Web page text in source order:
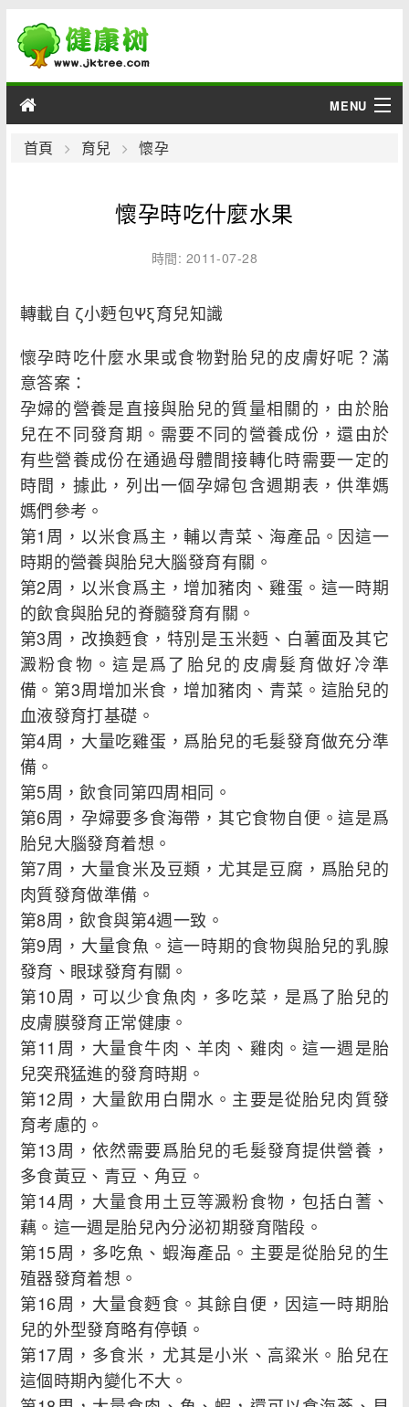
MENU
男性
綜合
疾病
首頁 育兒 懷孕
懷孕時吃什麼水果
時間: 2011-07-28
轉載自 ζ小麪包Ψξ育兒知識
懷孕時吃什麼水果或食物對胎兒的皮膚好呢？滿
意答案：
孕婦的營養是直接與胎兒的質量相關的，由於胎
兒在不同發育期。需要不同的營養成份，還由於
有些營養成份在通過母體間接轉化時需要一定的
時間，據此，列出一個孕婦包含週期表，供準媽
媽們參考。
第1周，以米食爲主，輔以青菜、海產品。因這一
時期的營養與胎兒大腦發育有關。
第2周，以米食爲主，增加豬肉、雞蛋。這一時期
的飲食與胎兒的脊髓發育有關。
第3周，改換麪食，特別是玉米麪、白薯面及其它
澱粉食物。這是爲了胎兒的皮膚髮育做好冷準
備。第3周增加米食，增加豬肉、青菜。這胎兒的
血液發育打基礎。
第4周，大量吃雞蛋，爲胎兒的毛髮發育做充分準
備。
第5周，飲食同第四周相同。
第6周，孕婦要多食海帶，其它食物自便。這是爲
胎兒大腦發育着想。
第7周，大量食米及豆類，尤其是豆腐，爲胎兒的
肉質發育做準備。
第8周，飲食與第4週一致。
第9周，大量食魚。這一時期的食物與胎兒的乳腺
發育、眼球發育有關。
第10周，可以少食魚肉，多吃菜，是爲了胎兒的
皮膚膜發育正常健康。
第11周，大量食牛肉、羊肉、雞肉。這一週是胎
兒突飛猛進的發育時期。
第12周，大量飲用白開水。主要是從胎兒肉質發
育考慮的。
第13周，依然需要爲胎兒的毛髮發育提供營養，
多食黃豆、青豆、角豆。
第14周，大量食用土豆等澱粉食物，包括白蓍、
藕。這一週是胎兒內分泌初期發育階段。
第15周，多吃魚、蝦海產品。主要是從胎兒的生
殖器發育着想。
第16周，大量食麪食。其餘自便，因這一時期胎
兒的外型發育略有停頓。
第17周，多食米，尤其是小米、高粱米。胎兒在
這個時期內變化不大。